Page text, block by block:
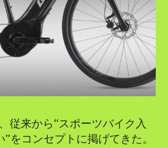
従来から“スポーツバイク入
をコンセプトに掲げてきた。